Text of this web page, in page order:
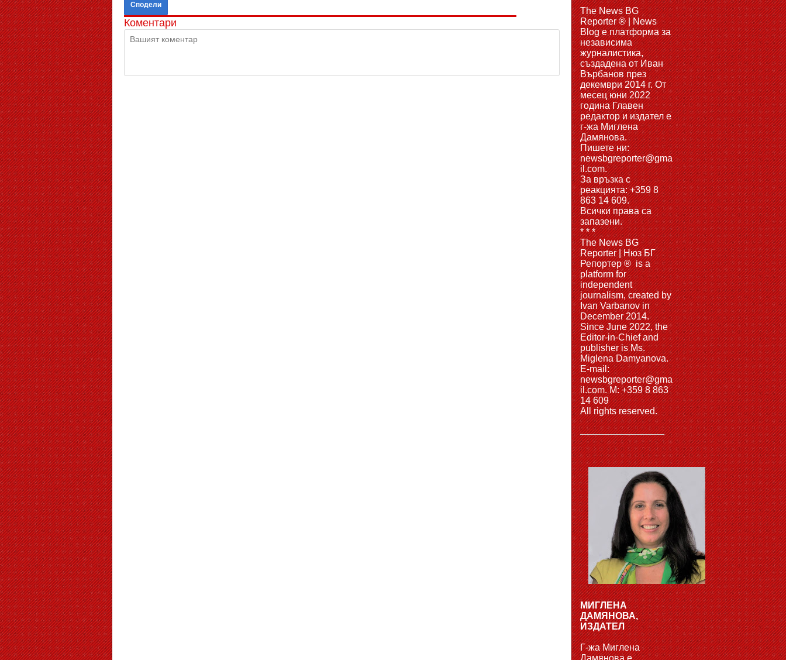
Сподели
Коментари
The News BG
Reporter ® | News
Blog e платформа за
независима
журналистика,
създадена от Иван
Върбанов през
декември 2014 г. От
месец юни 2022
година Главен
редактор и издател е
г-жа Миглена
Дамянова.
Пишете ни:
newsbgreporter@gma
il.com.
За връзка с
реакцията: +359 8
863 14 609.
Всички права са
запазени.
* * *
The News BG
Reporter | Нюз БГ
Репортер ® is a
platform for
independent
journalism, created by
Ivan Varbanov in
December 2014.
Since June 2022, the
Editor-in-Chief and
publisher is Ms.
Miglena Damyanova.
Е-mail:
newsbgreporter@gma
il.com. M: +359 8 863
14 609
All rights reserved.
МИГЛЕНА
ДАМЯНОВА,
ИЗДАТЕЛ
Г-жа Миглена
Дамянова е